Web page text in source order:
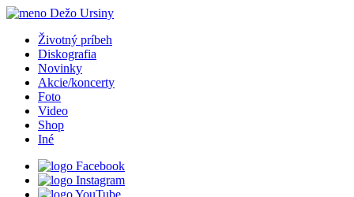
Životný príbeh
Diskografia
Novinky
Akcie/koncerty
Foto
Video
Shop
Iné